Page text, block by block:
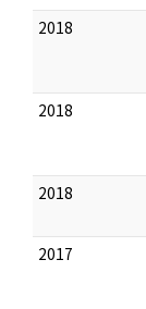
2018
2018
2018
2017